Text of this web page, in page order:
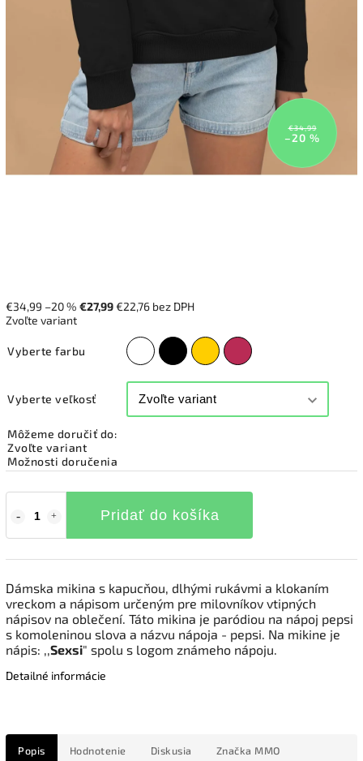
€34,99
–20 %
€34,99 –20 % €27,99€22,76 bez DPH
Zvoľte variant
Vyberte farbu
Vyberte veľkosť
Môžeme doručiť do:
Zvoľte variant
Možnosti doručenia
Pridať do košíka
Dámska mikina s kapucňou, dlhými rukávmi a klokaním
vreckom a nápisom určeným pre milovníkov vtipných
nápisov na oblečení. Táto mikina je paródiou na nápoj pepsi
s komoleninou slova a názvu nápoja - pepsi. Na mikine je
nápis: ,,Sexsi" spolu s logom známeho nápoju.
Detailné informácie
Popis Hodnotenie Diskusia Značka MMO